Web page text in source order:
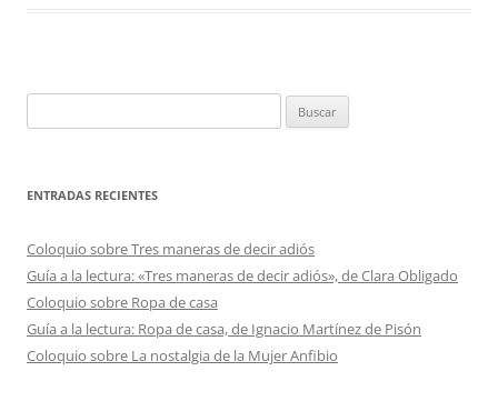
ENTRADAS RECIENTES
Coloquio sobre Tres maneras de decir adiós
Guía a la lectura: «Tres maneras de decir adiós», de Clara Obligado
Coloquio sobre Ropa de casa
Guía a la lectura: Ropa de casa, de Ignacio Martínez de Pisón
Coloquio sobre La nostalgia de la Mujer Anfibio